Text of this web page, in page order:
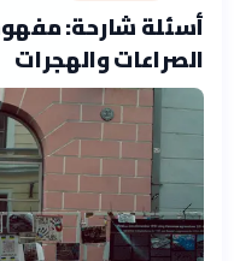
أسئلة شارحة:
الصراعات والهجرات